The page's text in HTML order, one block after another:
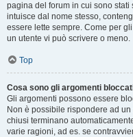
pagina del forum in cui sono
intuisce dal nome stesso,
essere lette sempre. Come per
un utente vi può scrivere o meno.
Top
Cosa sono gli argomenti
Gli argomenti possono essere
Non è possibile rispondere ad
chiusi terminano
varie ragioni, ad es. se